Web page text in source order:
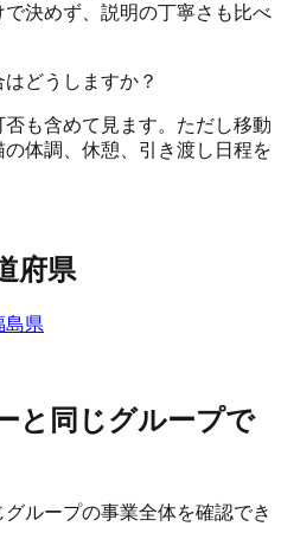
決めず、説明の丁寧さも比べ
どうしますか？
も含めて見ます。ただし移動
体調、休憩、引き渡し日程を
府県
島県
と同じグループで
ループの事業全体を確認でき